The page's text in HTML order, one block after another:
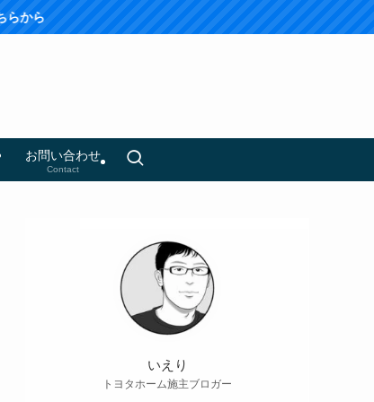
お問い合わせ
Contact
いえり
トヨタホーム施主ブロガー